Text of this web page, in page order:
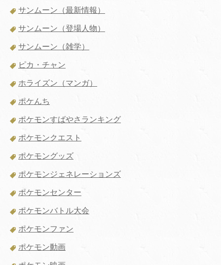
サンムーン（最新情報）
サンムーン（登場人物）
サンムーン（雑学）
ピカ・チャン
ホライズン（マンガ）
ポケんち
ポケモンすばやさランキング
ポケモンクエスト
ポケモングッズ
ポケモンジェネレーションズ
ポケモンセンター
ポケモンバトル大会
ポケモンファン
ポケモン動画